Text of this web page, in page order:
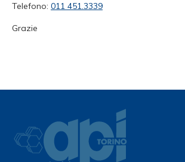
Telefono: 011 451.3339
Grazie